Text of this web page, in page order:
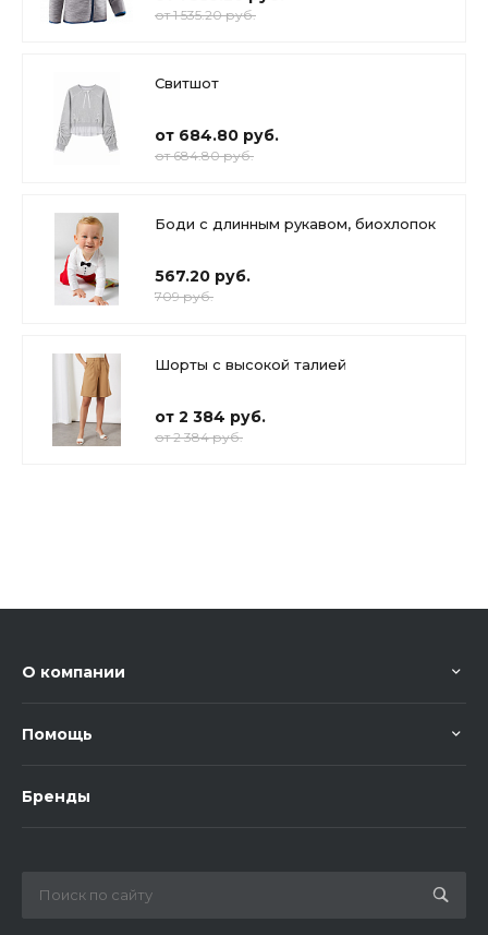
от 1 535.20 руб.
Свитшот
от 684.80 руб.
от 684.80 руб.
Боди с длинным рукавом, биохлопок
567.20 руб.
709 руб.
Шорты с высокой талией
от 2 384 руб.
от 2 384 руб.
О компании
Помощь
Бренды